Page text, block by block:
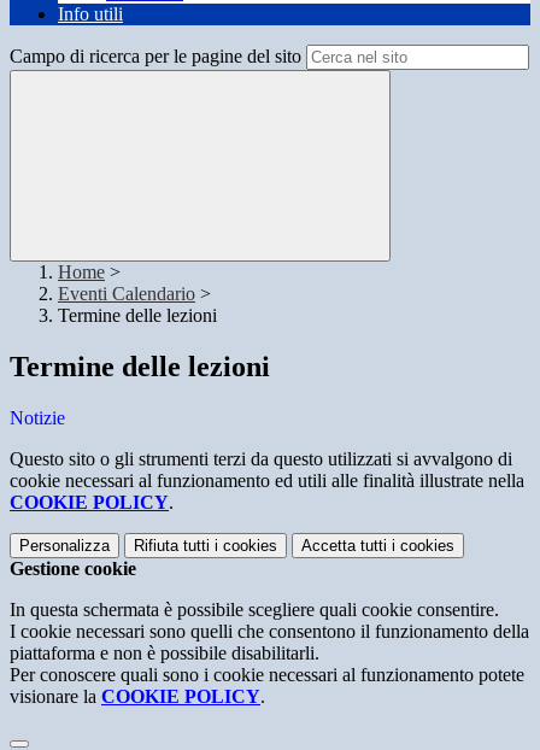
Info utili
Campo di ricerca per le pagine del sito
Home >
Eventi Calendario >
Termine delle lezioni
Termine delle lezioni
Notizie
Questo sito o gli strumenti terzi da questo utilizzati si avvalgono di
cookie necessari al funzionamento ed utili alle finalità illustrate nella
COOKIE POLICY.
Personalizza Rifiuta tutti i cookies Accetta tutti i cookies
Gestione cookie
In questa schermata è possibile scegliere quali cookie consentire.
I cookie necessari sono quelli che consentono il funzionamento della
piattaforma e non è possibile disabilitarli.
Per conoscere quali sono i cookie necessari al funzionamento potete
visionare la COOKIE POLICY.